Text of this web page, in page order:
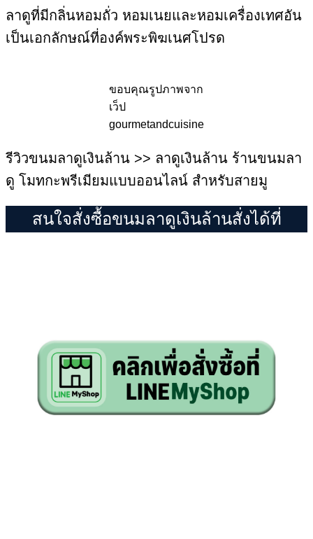
ลาดูที่มีกลิ่นหอมถั่ว หอมเนยและหอมเครื่องเทศอัน
เป็นเอกลักษณ์ที่องค์พระพิฆเนศโปรด
ขอบคุณรูปภาพจาก
เว็ป
gourmetandcuisine
รีวิวขนมลาดูเงินล้าน >> ลาดูเงินล้าน ร้านขนมลา
ดู โมทกะพรีเมียมแบบออนไลน์ สำหรับสายมู
สนใจสั่งซื้อขนมลาดูเงินล้านสั่งได้ที่